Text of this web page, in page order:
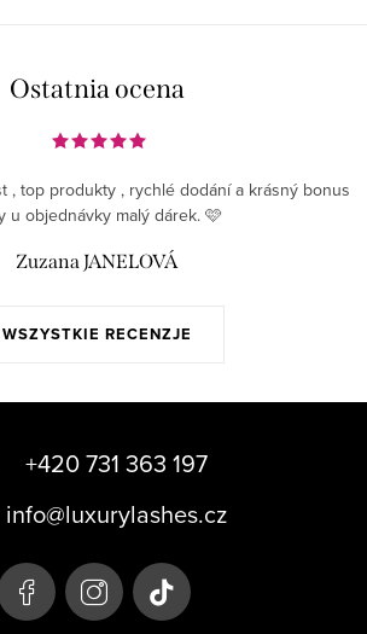
Ostatnia ocena
WSZYSTKIE RECENZJE
, top produkty , rychlé dodání a krásný bonus
u objednávky malý dárek. 🩷
Zuzana JANELOVÁ
+420 731 363 197
info@luxurylashes.cz